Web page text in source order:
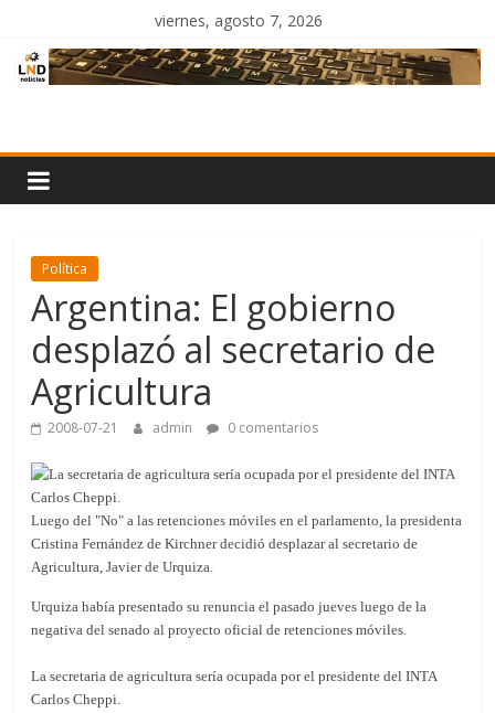
contenido
viernes, agosto 7, 2026
Noticias
Política
Argentina: El gobierno
desplazó al secretario de
Agricultura
2008-07-21 admin 0 comentarios
Luego del "No" a las retenciones móviles en el parlamento, la presidenta
Cristina Fernández de Kirchner decidió desplazar al secretario de
Agricultura, Javier de Urquiza.
Urquiza había presentado su renuncia el pasado jueves luego de la
negativa del senado al proyecto oficial de retenciones móviles.
La secretaria de agricultura sería ocupada por el presidente del INTA
Carlos Cheppi.